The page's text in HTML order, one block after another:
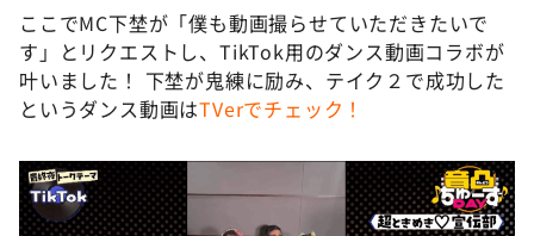
ここでMC下埜が「僕も動画撮らせていただきたいで
す」とリクエストし、TikTok用のダンス動画コラボが
叶いました！ 下埜が鬼練に励み、テイク２で成功した
というダンス動画はTVerでチェック！